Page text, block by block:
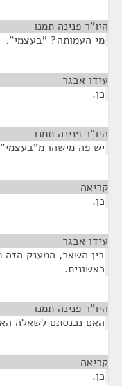
היו"ר פנינה תמנו
מי העמותה? "בעצמי".
עידו אבגר
כן.
היו"ר פנינה תמנו
יש פה מישהו
קריאה
כן.
עידו אבגר
בין השאר, המענק הזה
ראשונית.
היו"ר פנינה תמנו
האם נכנסתם לשאלה
קריאה
כן.